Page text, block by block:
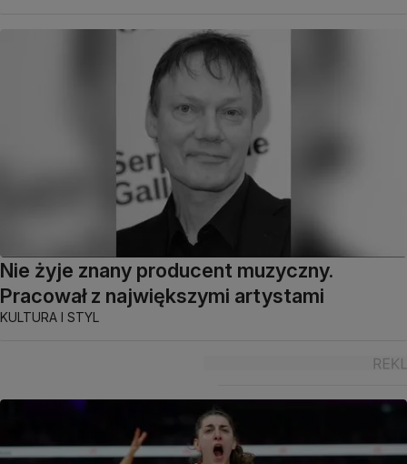
Nie żyje znany producent muzyczny.
Pracował z największymi artystami
KULTURA I STYL